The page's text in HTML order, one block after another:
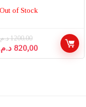
BEBE
Out of Stock
1200,00
820,00Le
prix